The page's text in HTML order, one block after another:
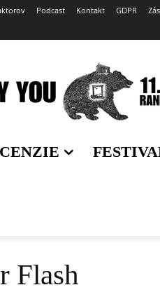
Podcast Kontakt GDPR
Flash